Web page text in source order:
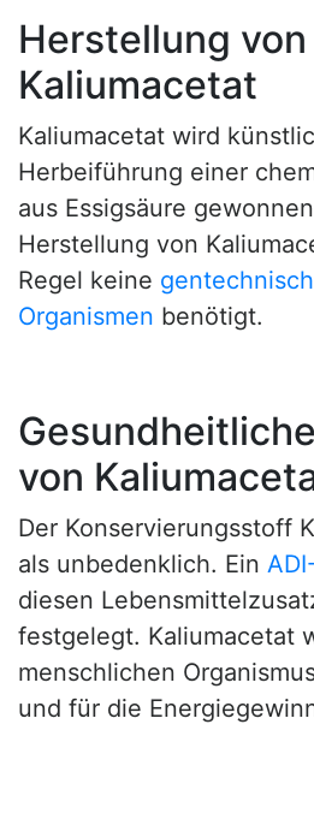
Herstellung von
Kaliumacetat
Kaliumacetat wird
Herbeiführung einer
aus Essigsäure
Herstellung von
Regel keine
Organismen benötigt.
von
Der Konservierungsstoff
als unbedenklich. Ein
diesen
festgelegt. Kaliumacetat
menschlichen
und für die